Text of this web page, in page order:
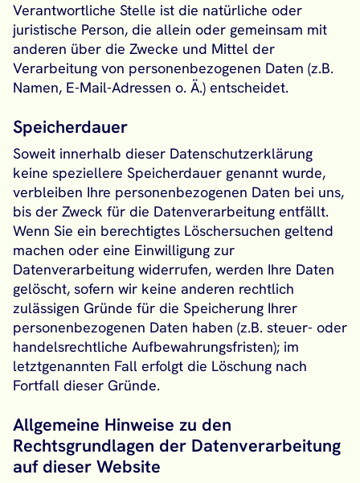
Verantwortliche Stelle ist die natürliche oder
juristische Person, die allein oder gemeinsam mit
anderen über die Zwecke und Mittel der
Verarbeitung von personenbezogenen Daten (z.B.
Namen, E-Mail-Adressen o. Ä.) entscheidet.
Speicherdauer
Soweit innerhalb dieser Datenschutzerklärung
keine speziellere Speicherdauer genannt wurde,
verbleiben Ihre personenbezogenen Daten bei uns,
bis der Zweck für die Datenverarbeitung entfällt.
Wenn Sie ein berechtigtes Löschersuchen geltend
machen oder eine Einwilligung zur
Datenverarbeitung widerrufen, werden Ihre Daten
gelöscht, sofern wir keine anderen rechtlich
zulässigen Gründe für die Speicherung Ihrer
personenbezogenen Daten haben (z.B. steuer- oder
handelsrechtliche Aufbewahrungsfristen); im
letztgenannten Fall erfolgt die Löschung nach
Fortfall dieser Gründe.
Allgemeine Hinweise zu den
Rechtsgrundlagen der Datenverarbeitung
auf dieser Website